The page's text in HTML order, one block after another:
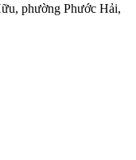
phường Phước Hải,